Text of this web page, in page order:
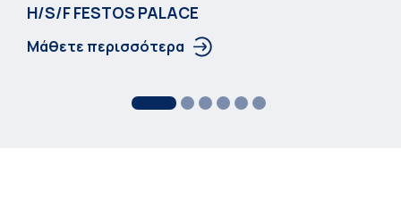
Η/S/F FESTOS PALACΕ
Μάθετε περισσότερα